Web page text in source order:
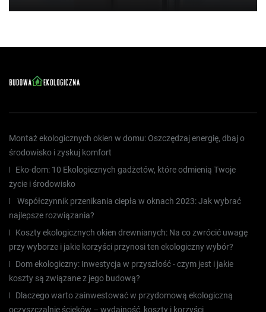
Montaż ekologicznych okien w domu: Oszczędzaj energię, dbaj o
środowisko i zyskuj komfort
Eko-dom: 10 Ekologicznych gadżetów, które odmienią Twoje
życie i środowisko
Współczynnik przenikania ciepła w oknach 2023: Jak wybrać
najlepsze rozwiązania?
Koszty ekologicznych okien drewnianych: Na co zwrócić uwagę
przy wyborze i jakie korzyści przynosi ten ekologiczny wybór?
Dom ekologiczny: Inwestycja w przyszłość - czym jest i jakie
koszty są związane z jego budową?
Dlaczego warto zainwestować w przydomową ekologiczną
oczyszczalnię ścieków – wydajność, koszty i korzyści